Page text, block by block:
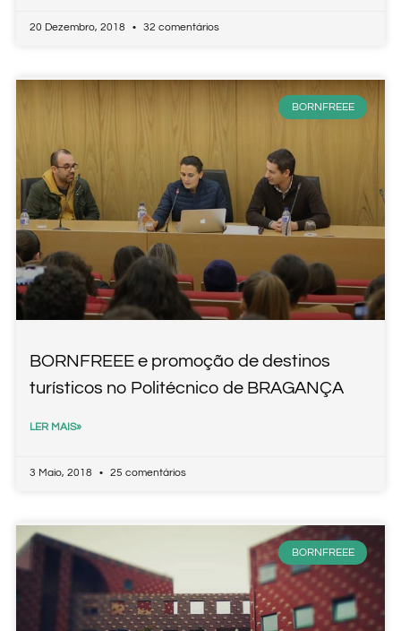
20 Dezembro, 2018 32 comentários
BORNFREEE
BORNFREEE e promoção de destinos
turísticos no Politécnico de BRAGANÇA
LER MAIS»
3 Maio, 2018 25 comentários
BORNFREEE